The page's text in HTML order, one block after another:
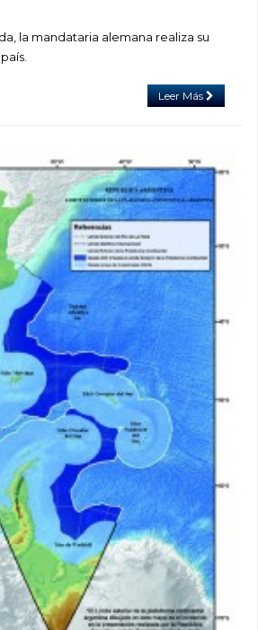
la mandataria alemana realiza su
Leer Más